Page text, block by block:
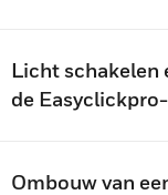
Licht schakelen
de
Ombouw van